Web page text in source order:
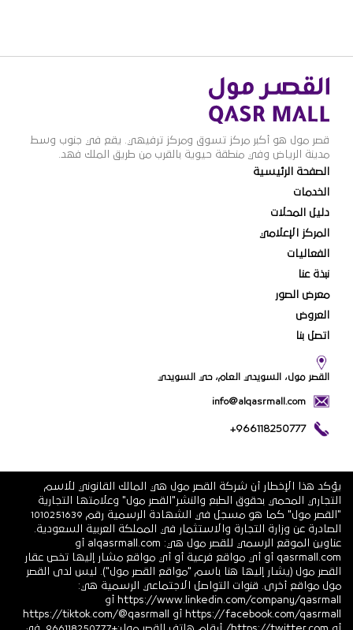
قصر مول هو أكبر مركز تسوق ومركز ترفيهي. يقع في جنوب وسط
مدينة الرياض وفي منطقة حيوية بالقرب من طريق الملك فهد.
الصفحة الرئيسية
الخدمات
دليل المحلات
المركز الإعلامي
الفعاليات
نبذة عنا
معرض الصور
العروض
اتصل بنا
القصر مول، السويدي العام، حي السويدي
info@alqasrmall.com
+966118250777
يؤكد هذا الإخطار أن شركة القصر مول هي المالك القانوني للاسم
التجاري المحمي بحقوق الطبع والنشر"القصر مول" وعلامتها التجارية
"القصر مول" كما هو مسجل في الشهادة الرسمية رقم 1010251639
الصادرة عن وزارة التجارة والاستثمار في المملكة العربية السعودية.
عناوين الموقع الرسمي للقصر مول هي: alqasrmall.com أو
qasrmall.com أو أي مواقع فرعية أو أي مواقع مشار إليها تخص عقار
القصر مول (يشار إليها هنا باسم "مواقع القصر مول"). ليس لدى القصر
مول مواقع أخرى. قنوات التواصل الاجتماعي الرسمية هي:
https://www.linkedin.com/company/qasrmall أو
https://facebook.com/qasrmall أو https://tiktok.com/@qasrmall